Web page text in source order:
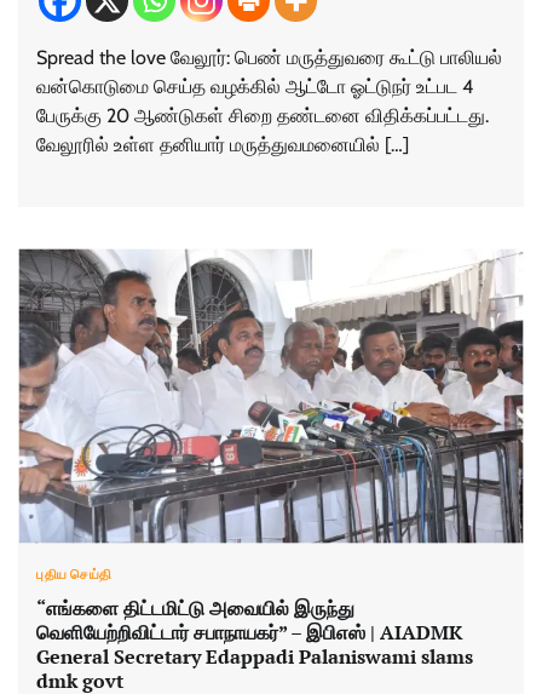
Spread the love வேலூர்: பெண் மருத்துவரை கூட்டு பாலியல்
வன்கொடுமை செய்த வழக்கில் ஆட்டோ ஓட்டுநர் உட்பட 4
பேருக்கு 20 ஆண்டுகள் சிறை தண்டனை விதிக்கப்பட்டது.
வேலூரில் உள்ள தனியார் மருத்துவமனையில் […]
புதிய செய்தி
“எங்களை திட்டமிட்டு அவையில் இருந்து
வெளியேற்றிவிட்டார் சபாநாயகர்” – இபிஎஸ் | AIADMK
General Secretary Edappadi Palaniswami slams
dmk govt